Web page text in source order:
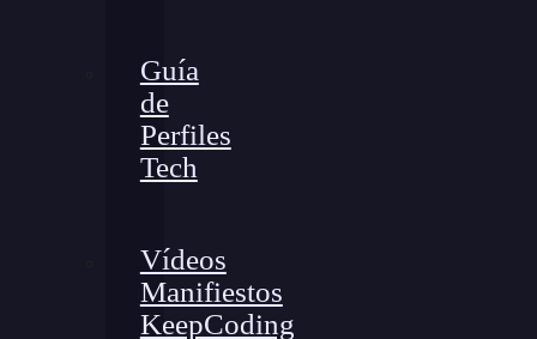
Guía
de
Perfiles
Tech
Vídeos
Manifiestos
KeepCoding